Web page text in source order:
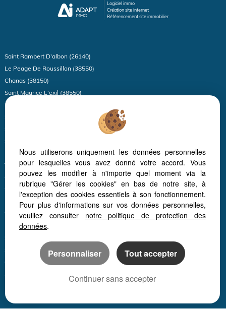
Logiciel immo
Création site internet
Référencement site immobilier
Saint Rambert D'albon (26140)
Le Peage De Roussillon (38550)
Chanas (38150)
Saint Maurice L'exil (38550)
Thodure (38260)
Serrieres (07340)
Sablons (38550)
Sonnay (38150)
Limony (07340)
Vienne (38200)
Quintenas (07290)
Saint Hilaire Du Rosier (38840)
Boulieu Les Annonay (07100)
Vinzieux (07340)
La Ricamarie (42150)
Saint Victor (07410)
Saint Alban Du Rhone (38370)
Champagne (07340)
Nous utiliserons uniquement les données personnelles
pour lesquelles vous avez donné votre accord. Vous
pouvez les modifier à n'importe quel moment via la
rubrique "Gérer les cookies" en bas de notre site, à
l'exception des cookies essentiels à son fonctionnement.
Pour plus d'informations sur vos données personnelles,
veuillez consulter notre politique de protection des
données.
Personnaliser Tout accepter
Continuer sans accepter